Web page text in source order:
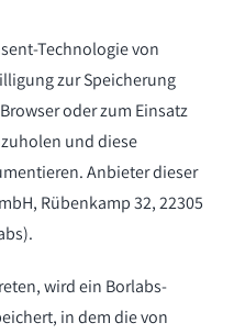
Technologie von
zur Speicherung
oder zum Einsatz
und diese
Anbieter dieser
Rübenkamp 32, 22305
wird ein Borlabs-
in dem die von